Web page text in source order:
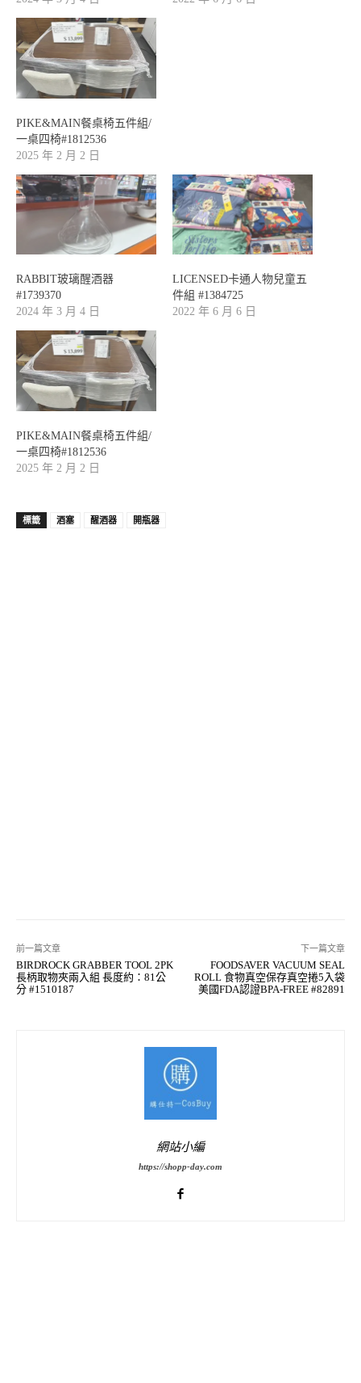
PIKE&MAIN餐桌椅五件組/
一桌四椅#1812536
2025 年 2 月 2 日
RABBIT玻璃醒酒器
#1739370
2024 年 3 月 4 日
LICENSED卡通人物兒童五
件組 #1384725
2022 年 6 月 6 日
PIKE&MAIN餐桌椅五件組/
一桌四椅#1812536
2025 年 2 月 2 日
標籤 酒塞 醒酒器 開瓶器
前一篇文章
BIRDROCK GRABBER TOOL 2PK
長柄取物夾兩入組 長度約：81公
分 #1510187
下一篇文章
FOODSAVER VACUUM SEAL
ROLL 食物真空保存真空捲5入袋
美國FDA認證BPA-FREE #82891
網站小編
https://shopp-day.com